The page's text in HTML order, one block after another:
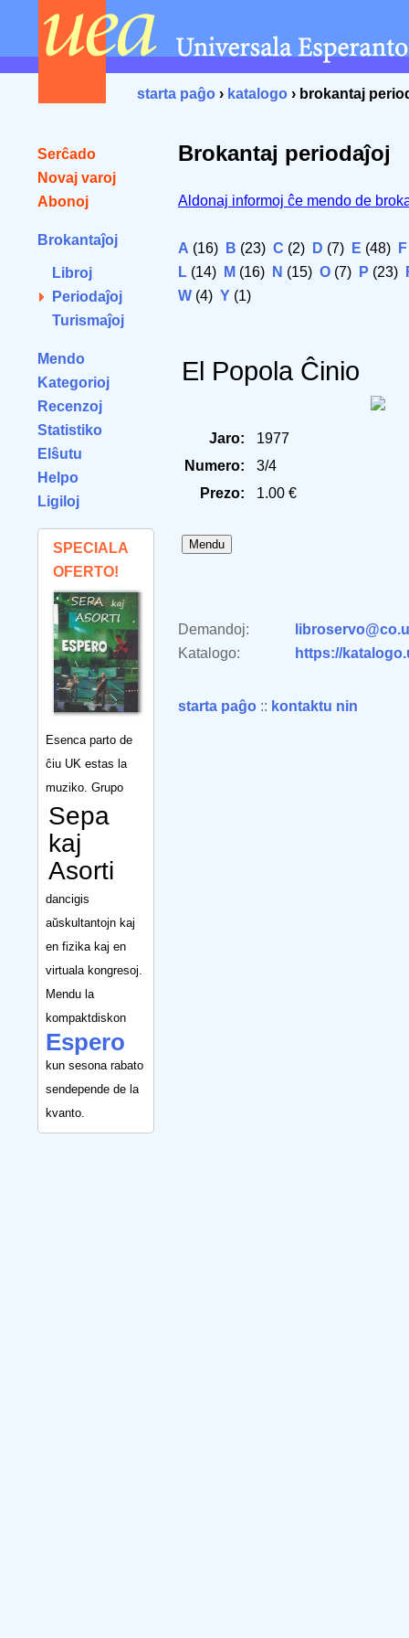
starta paĝo › katalogo › brokantaj
Serĉado
Novaj varoj
Abonoj
Brokantaĵoj
Libroj
Periodaĵoj
Turismaĵoj
Mendo
Kategorioj
Recenzoj
Statistiko
Elŝutu
Helpo
Ligiloj
SPECIALA
OFERTO!
Esenca parto de
ĉiu UK estas la
muziko. Grupo
Sepa
kaj
Asorti
dancigis
aŭskultantojn kaj
en fizika kaj en
virtuala kongresoj.
Mendu la
kompaktdiskon
Espero
kun sesona rabato
sendepende de la
kvanto.
Brokantaj periodaĵoj
Aldonaj informoj ĉe mendo de
A (16) B (23) C (2) D (7) E (48) F
L (14) M (16) N (15) O (7) P (23)
W (4) Y (1)
El Popola Ĉinio
Jaro:
1977
Numero:
3/4
Prezo:
1.00 €
Demandoj:
Katalogo:
https://
starta paĝo :: kontaktu nin